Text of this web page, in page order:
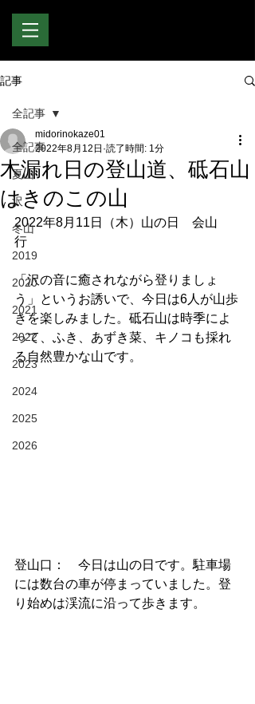
記事
全記事
夏山
沢
冬山
2019
2020
2021
2022
2023
2024
2025
2026
全記事
木漏れ日の登山道、砥石山
はきのこの山
midorinokaze01
2022年8月12日 読了時間: 1分
2022年8月11日（木）山の日　会山
行
「沢の音に癒されながら登りましょ
う」というお誘いで、今日は6人が山歩
きを楽しみました。砥石山は時季によ
って、ふき、あずき菜、キノコも採れ
る自然豊かな山です。
登山口：　今日は山の日です。駐車場
には数台の車が停まっていました。登
り始めは渓流に沿って歩きます。